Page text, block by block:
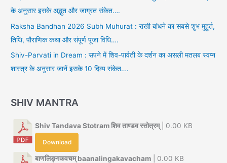
के अनुसार इसके अद्भुत और जाग्रत संकेत….
Raksha Bandhan 2026 Subh Muhurat : राखी बांधने का सबसे शुभ मुहूर्त,
तिथि, पौराणिक कथा और संपूर्ण पूजा विधि….
Shiv-Parvati in Dream : सपने में शिव-पार्वती के दर्शन का असली मतलब स्वप्न
शास्त्र के अनुसार जानें इसके 10 दिव्य संकेत….
SHIV MANTRA
Shiv Tandava Stotram शिव ताण्डव स्तोत्रम्| 0.00 KB
Download
बाणलिङ्गकवचम् baanalingakavacham | 0.00 KB